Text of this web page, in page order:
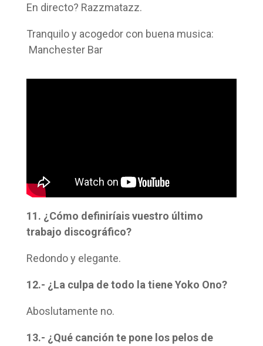
En directo? Razzmatazz.
Tranquilo y acogedor con buena musica:
Manchester Bar
11. ¿Cómo definiríais vuestro último
trabajo discográfico?
Redondo y elegante.
12.- ¿La culpa de todo la tiene Yoko Ono?
Aboslutamente no.
13.- ¿Qué canción te pone los pelos de